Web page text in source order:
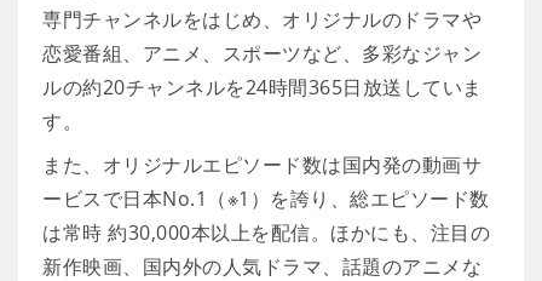
専門チャンネルをはじめ、オリジナルのドラマや
恋愛番組、アニメ、スポーツなど、多彩なジャン
ルの約20チャンネルを24時間365日放送していま
す。
また、オリジナルエピソード数は国内発の動画サ
ービスで日本No.1（※1）を誇り、総エピソード数
は常時 約30,000本以上を配信。ほかにも、注目の
新作映画、国内外の人気ドラマ、話題のアニメな